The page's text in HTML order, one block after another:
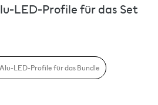
LED-Profile für das Set
LED-Profile für das Bundle